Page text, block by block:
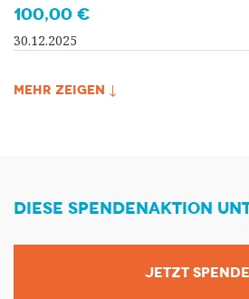
100,00 €
30.12.2025
MEHR ZEIGEN ↓
DIESE SPENDENAKTION
JETZT